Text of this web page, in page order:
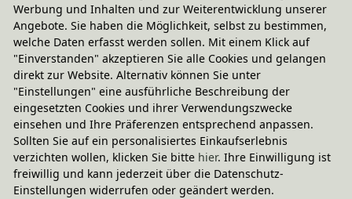
Elternerfahrungen
Werbung und Inhalten und zur Weiterentwicklung unserer
Angebote. Sie haben die Möglichkeit, selbst zu bestimmen,
welche Daten erfasst werden sollen. Mit einem Klick auf
"Einverstanden" akzeptieren Sie alle Cookies und gelangen
direkt zur Website. Alternativ können Sie unter
"Einstellungen" eine ausführliche Beschreibung der
eingesetzten Cookies und ihrer Verwendungszwecke
einsehen und Ihre Präferenzen entsprechend anpassen.
Sollten Sie auf ein personalisiertes Einkaufserlebnis
verzichten wollen, klicken Sie bitte hier. Ihre Einwilligung ist
freiwillig und kann jederzeit über die Datenschutz-
Einstellungen widerrufen oder geändert werden.